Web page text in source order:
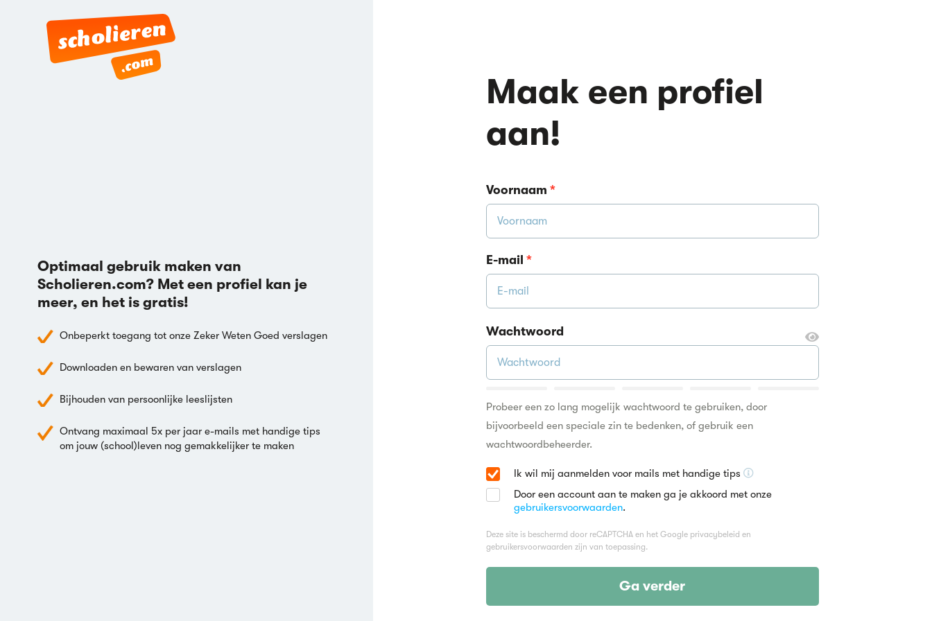
Optimaal gebruik maken van
Scholieren.com? Met een profiel kan je
meer, en het is gratis!
Onbeperkt toegang tot onze Zeker Weten Goed verslagen
Downloaden en bewaren van verslagen
Bijhouden van persoonlijke leeslijsten
Ontvang maximaal 5x per jaar e-mails met handige tips
om jouw (school)leven nog gemakkelijker te maken
Maak een profiel
aan!
Voornaam *
E-mail *
Wachtwoord
Probeer een zo lang mogelijk wachtwoord te gebruiken, door
bijvoorbeeld een speciale zin te bedenken, of gebruik een
wachtwoordbeheerder.
Ik wil mij aanmelden voor mails met handige tips
Door een account aan te maken ga je akkoord met onze
gebruikersvoorwaarden.
Deze site is beschermd door reCAPTCHA en het Google privacybeleid en
gebruikersvoorwaarden zijn van toepassing.
Ga verder